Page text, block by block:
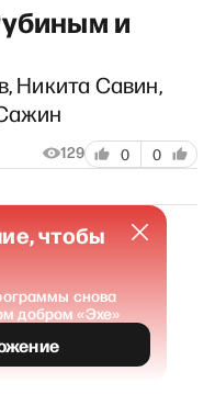
и
Никита Савин,
129 0 0
чтобы
снова
добром «Эхе»